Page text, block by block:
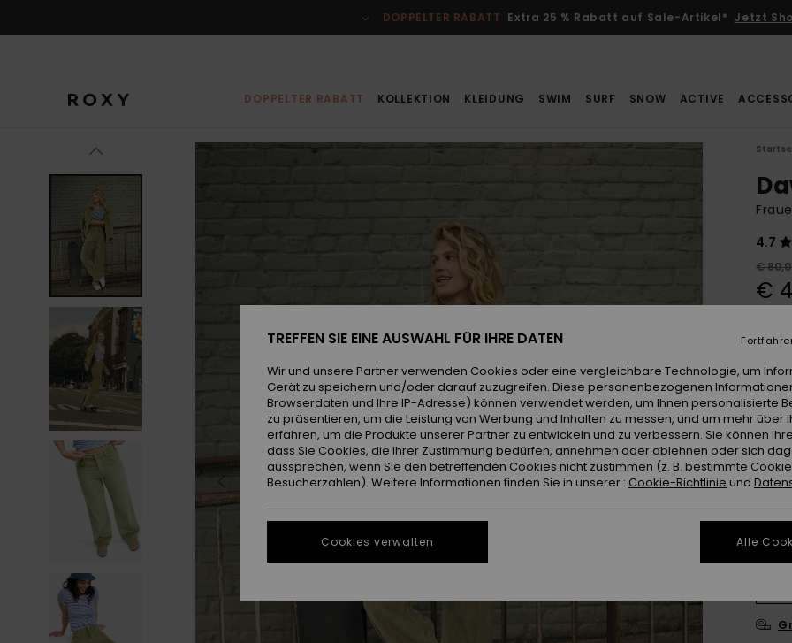
DOPPELTER RABATT Extra 25 % Rabatt auf Sale-Artikel* Jetzt
DOPPELTER RABATT KOLLEKTION KLEIDUNG SWIM SURF SNOW ACTIVE
4.7
€
€
Farbe
25
TREFFEN SIE EINE AUSWAHL FÜR IHRE DATEN
Wir und unsere Partner verwenden Cookies oder eine vergleichbare Technologie, um
Gerät zu speichern und/oder darauf zuzugreifen. Diese personenbezogenen
Browserdaten und Ihre IP-Adresse) können verwendet werden, um Ihnen personalisierte
zu präsentieren, um die Leistung von Werbung und Inhalten zu messen, und um mehr über
erfahren, um die Produkte unserer Partner zu entwickeln und zu verbessern. Sie können
dass Sie Cookies, die Ihrer Zustimmung bedürfen, annehmen oder ablehnen oder sich
aussprechen, wenn Sie den betreffenden Cookies nicht zustimmen (z. B. bestimmte
Besucherzahlen). Weitere Informationen finden Sie in unserer : Cookie-Richtlinie und
Cookies verwalten Alle